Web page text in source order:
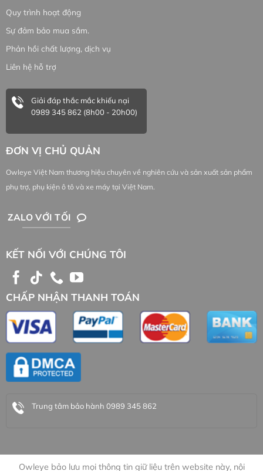
Quy trình hoạt động
Sự đảm bảo mua sắm.
Phản hồi chất lượng, dịch vụ
Liên hệ hỗ trợ
Giải đáp thắc mắc khiếu nại
0989 345 862 (8h00 - 20h00)
ĐƠN VỊ CHỦ QUẢN
Owleye Việt Nam thương hiệu chuyên về nghiên cứu và sản xuất sản phẩm
phụ trợ, phụ kiện ô tô và xe máy tại Việt Nam.
ZALO VỚI TỐI
KẾT NỐI VỚI CHÚNG TÔI
CHẤP NHẬN THANH TOÁN
Trung tâm bảo hành 0989 345 862
Owleye bảo lưu mọi thông tin giữ liệu trên website này, nội